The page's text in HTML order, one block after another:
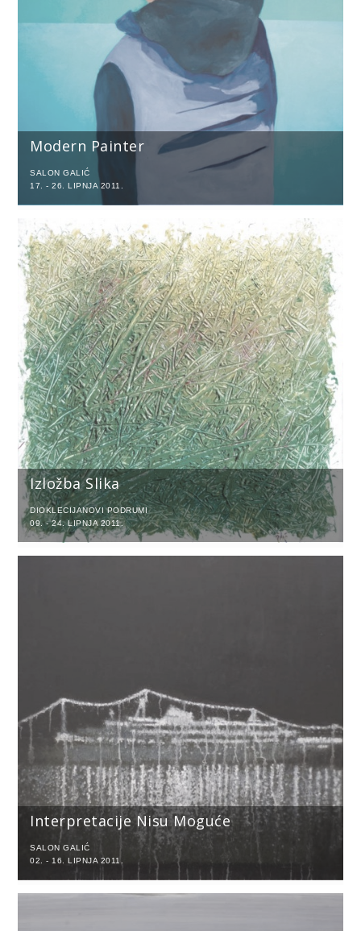
Modern Painter
SALON GALIĆ
17. - 26. LIPNJA 2011.
Izložba Slika
DIOKLECIJANOVI PODRUMI
09. - 24. LIPNJA 2011.
Interpretacije Nisu Moguće
SALON GALIĆ
02. - 16. LIPNJA 2011.